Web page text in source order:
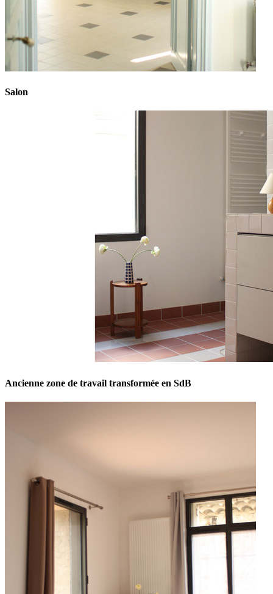
Salon
Ancienne zone de travail transformée en SdB